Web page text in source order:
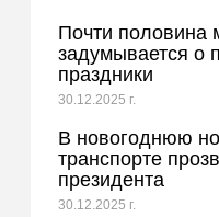
Почти половина
задумывается о
праздники
30.12.2025 г.
В новогоднюю
транспорте
президента
30.12.2025 г.